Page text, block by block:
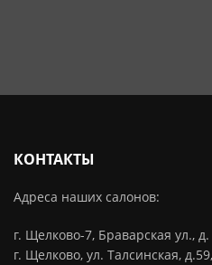
КОНТАКТЫ
Адреса наших салонов:
г. Щелково-7, Браварская ул.,
г. Щелково, ул. Талсинская,